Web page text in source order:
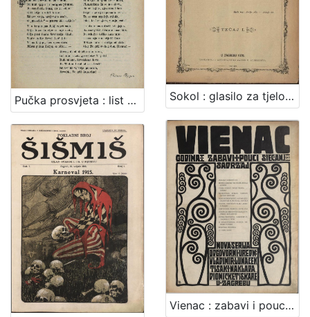
Pučka prosvjeta : list za pouku i zabavu / [urednik Stjepan Ortner] Sokol : glasilo za tjelovježbu / izdavaju i uredjuju Andrija Hajdanek i Franjo Hochman.
Vienac : zabavi i pouci : nova serija / odgovorni urednik Vladimir Lunaček